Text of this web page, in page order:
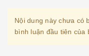
Nội dung này chưa có
bình luận đầu tiên của